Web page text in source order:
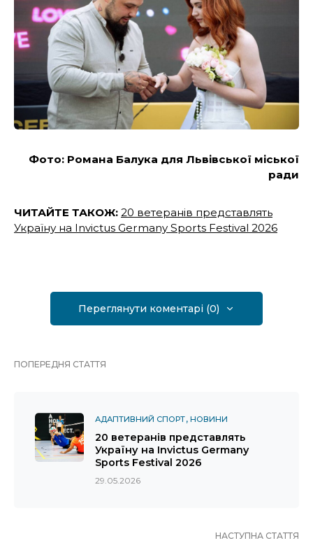
Фото: Романа Балука для Львівської міської
ради
ЧИТАЙТЕ ТАКОЖ: 20 ветеранів представлять
Україну на Invictus Germany Sports Festival 2026
Переглянути коментарі (0)
ПОПЕРЕДНЯ СТАТТЯ
АДАПТИВНИЙ СПОРТ НОВИНИ
20 ветеранів представлять
Україну на Invictus Germany
Sports Festival 2026
29.05.2026
НАСТУПНА СТАТТЯ